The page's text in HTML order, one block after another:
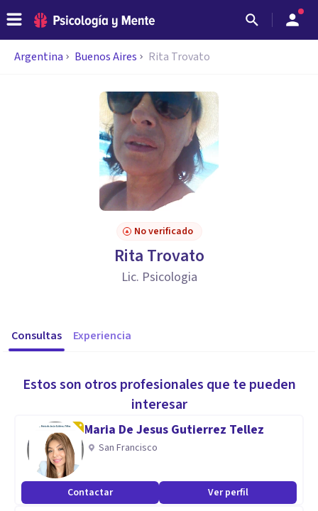
Argentina Buenos Aires Rita Trovato
No verificado
Rita Trovato
Lic. Psicologia
Consultas Experiencia
Estos son otros profesionales que te pueden
interesar
Maria De Jesus Gutierrez Tellez
San Francisco
Contactar Ver perfil